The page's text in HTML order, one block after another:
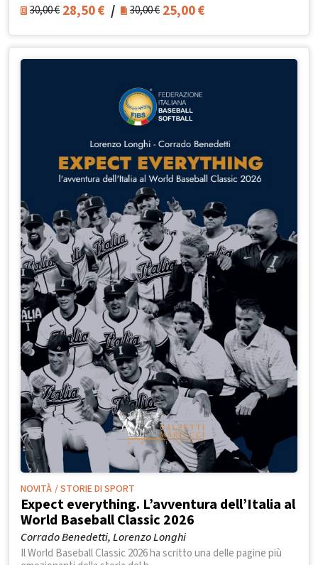
30,00€ 28,50€ / 30,00€ 25,00€
NOVITÀ / STORIE DI SPORT
Expect everything. L’avventura dell’Italia al
World Baseball Classic 2026
Corrado Benedetti, Lorenzo Longhi
Il World Baseball Classic 2026 ha scritto una delle pagine più